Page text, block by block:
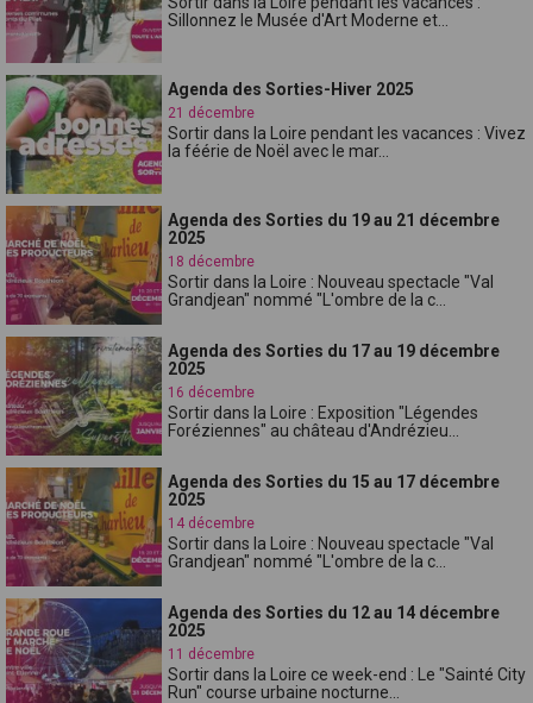
Sillonnez le Musée d'Art Moderne et...
Agenda des Sorties-Hiver 2025
21 décembre
Sortir dans la Loire pendant les vacances : Vivez
la féérie de Noël avec le mar...
Agenda des Sorties du 19 au 21 décembre
2025
18 décembre
Sortir dans la Loire : Nouveau spectacle "Val
Grandjean" nommé "L'ombre de la c...
Agenda des Sorties du 17 au 19 décembre
2025
16 décembre
Sortir dans la Loire : Exposition "Légendes
Foréziennes" au château d'Andrézieu...
Agenda des Sorties du 15 au 17 décembre
2025
14 décembre
Sortir dans la Loire : Nouveau spectacle "Val
Grandjean" nommé "L'ombre de la c...
Agenda des Sorties du 12 au 14 décembre
2025
11 décembre
Sortir dans la Loire ce week-end : Le "Sainté City
Run" course urbaine nocturne...